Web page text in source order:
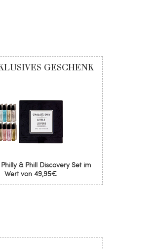
GESCHENK
& Phill Discovery Set im
Wert von 49,95€